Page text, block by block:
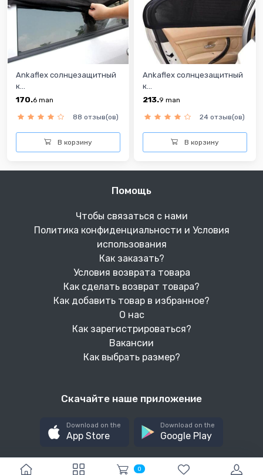
Ankaflex солнцезащитный
к...
170.6 man
88 отзыв(ов)
В корзину
Ankaflex солнцезащитный
к...
213.9 man
24 отзыв(ов)
В корзину
0
Помощь
Чтобы связаться с нами
Политика конфиденциальности и Условия
использования
Как заказать?
Условия возврата товара
Как сделать возврат товара?
Как добавить товар в избранное?
О нас
Как зарегистрироваться?
Вакансии
Как выбрать размер?
Скачайте наше приложение
Download on the
App Store
Download on the
Google Play